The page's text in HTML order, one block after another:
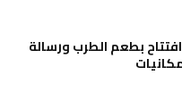
بطعم الطرب ورسالة